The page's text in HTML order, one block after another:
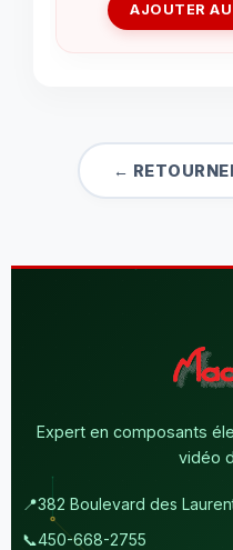
AJOUTER AU
←
Expert en composants
vidéo
📍382 Boulevard des
📞450-668-2755